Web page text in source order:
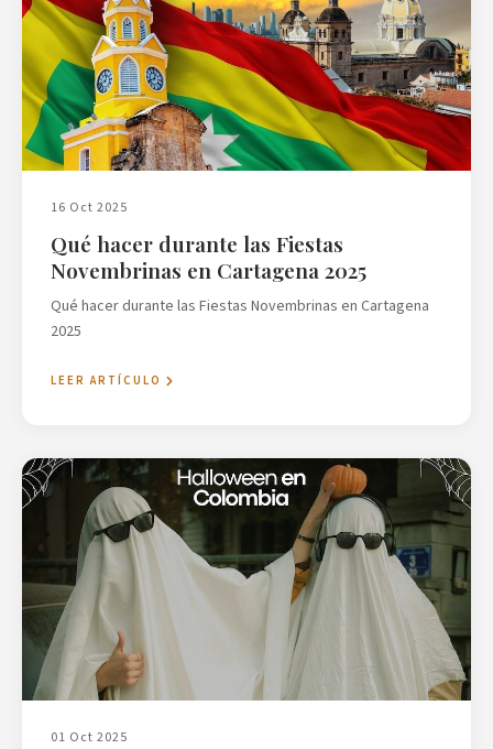
16 Oct 2025
Qué hacer durante las Fiestas
Novembrinas en Cartagena 2025
Qué hacer durante las Fiestas Novembrinas en Cartagena
2025
LEER ARTÍCULO
01 Oct 2025